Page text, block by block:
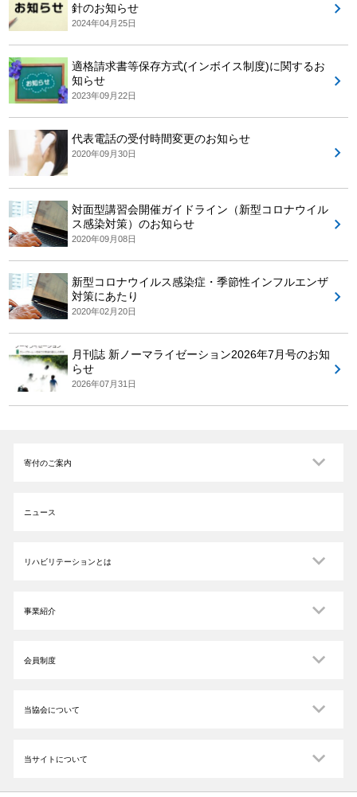
針のお知らせ
2024年04月25日
適格請求書等保存方式(インボイス制度)に関するお
知らせ
2023年09月22日
代表電話の受付時間変更のお知らせ
2020年09月30日
対面型講習会開催ガイドライン（新型コロナウイル
ス感染対策）のお知らせ
2020年09月08日
新型コロナウイルス感染症・季節性インフルエンザ
対策にあたり
2020年02月20日
月刊誌 新ノーマライゼーション2026年7月号のお知
らせ
2026年07月31日
寄付のご案内
ニュース
リハビリテーションとは
事業紹介
会員制度
当協会について
当サイトについて